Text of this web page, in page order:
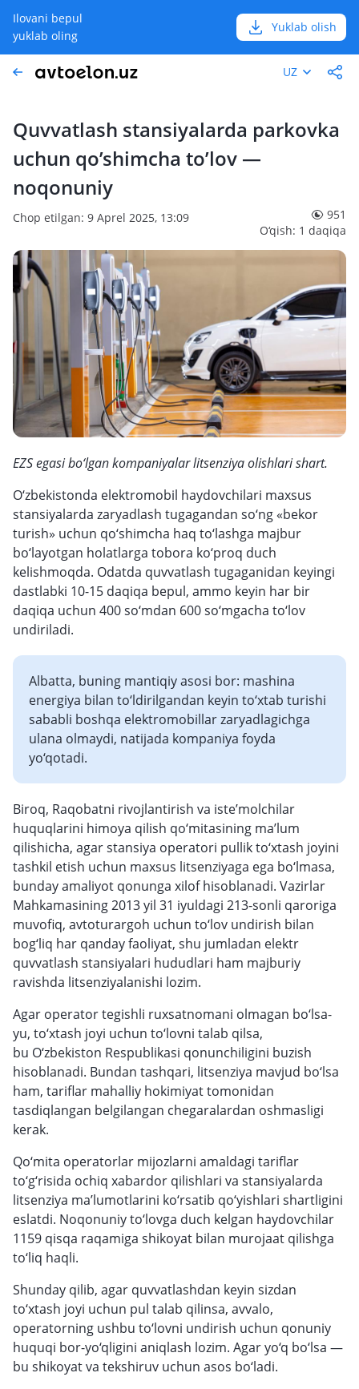
Ilovani bepul
yuklab oling
Yuklab olish
UZ
Quvvatlash stansiyalarda parkovka
uchun qo’shimcha to’lov —
noqonuniy
Chop etilgan: 9 Aprel 2025, 13:09
951
O‘qish: 1 daqiqa
EZS egasi bo‘lgan kompaniyalar litsenziya olishlari shart.
O‘zbekistonda elektromobil haydovchilari maxsus
stansiyalarda zaryadlash tugagandan so‘ng «bekor
turish» uchun qo‘shimcha haq to‘lashga majbur
bo‘layotgan holatlarga tobora ko‘proq duch
kelishmoqda. Odatda quvvatlash tugaganidan keyingi
dastlabki 10-15 daqiqa bepul, ammo keyin har bir
daqiqa uchun 400 so‘mdan 600 so‘mgacha to‘lov
undiriladi.
Albatta, buning mantiqiy asosi bor: mashina
energiya bilan to‘ldirilgandan keyin to‘xtab turishi
sababli boshqa elektromobillar zaryadlagichga
ulana olmaydi, natijada kompaniya foyda
yo‘qotadi.
Biroq, Raqobatni rivojlantirish va iste’molchilar
huquqlarini himoya qilish qo‘mitasining ma’lum
qilishicha, agar stansiya operatori pullik to‘xtash joyini
tashkil etish uchun maxsus litsenziyaga ega bo‘lmasa,
bunday amaliyot qonunga xilof hisoblanadi. Vazirlar
Mahkamasining 2013 yil 31 iyuldagi 213-sonli qaroriga
muvofiq, avtoturargoh uchun to‘lov undirish bilan
bog‘liq har qanday faoliyat, shu jumladan elektr
quvvatlash stansiyalari hududlari ham majburiy
ravishda litsenziyalanishi lozim.
Agar operator tegishli ruxsatnomani olmagan bo‘lsa-
yu, to‘xtash joyi uchun to‘lovni talab qilsa,
bu O‘zbekiston Respublikasi qonunchiligini buzish
hisoblanadi. Bundan tashqari, litsenziya mavjud bo‘lsa
ham, tariflar mahalliy hokimiyat tomonidan
tasdiqlangan belgilangan chegaralardan oshmasligi
kerak.
Qo‘mita operatorlar mijozlarni amaldagi tariflar
to‘g‘risida ochiq xabardor qilishlari va stansiyalarda
litsenziya ma’lumotlarini ko‘rsatib qo‘yishlari shartligini
eslatdi. Noqonuniy to‘lovga duch kelgan haydovchilar
1159 qisqa raqamiga shikoyat bilan murojaat qilishga
to‘liq haqli.
Shunday qilib, agar quvvatlashdan keyin sizdan
to‘xtash joyi uchun pul talab qilinsa, avvalo,
operatorning ushbu to‘lovni undirish uchun qonuniy
huquqi bor-yo‘qligini aniqlash lozim. Agar yo‘q bo‘lsa —
bu shikoyat va tekshiruv uchun asos bo‘ladi.